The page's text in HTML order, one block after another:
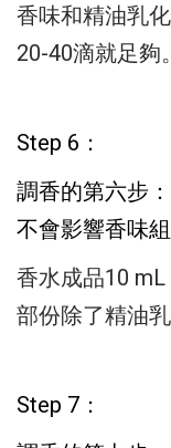
香味和精油乳
20-40滴就足夠。
Step 6：
調香的第六步：
不會影響香味組
香水成品10 mL
部份除了精油
Step 7：